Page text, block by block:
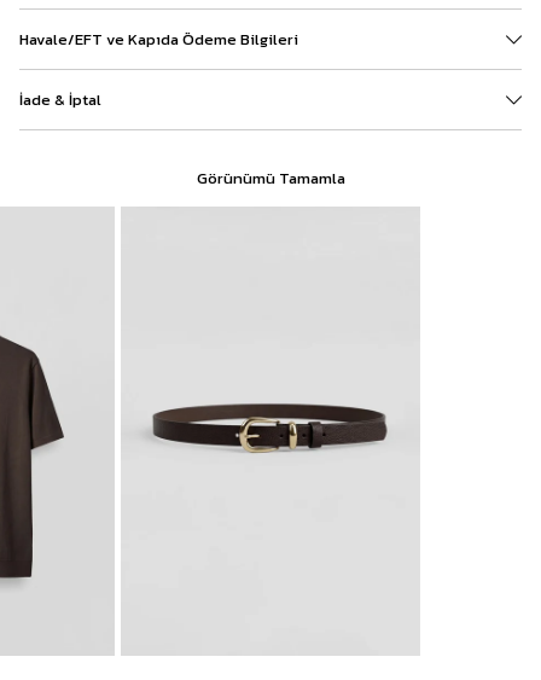
Havale/EFT ve Kapıda Ödeme Bilgileri
İade & İptal
Görünümü Tamamla